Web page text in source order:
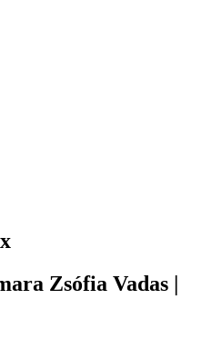
Zsófia Vadas |